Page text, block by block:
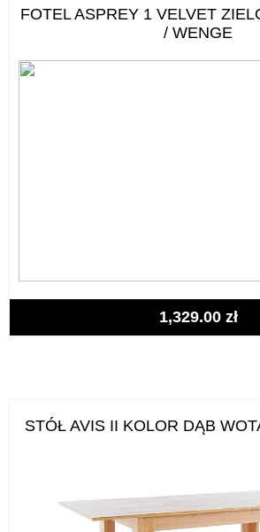
FOTEL ASPREY 1 VELVET
/ WENGE
1,329.00 zł
STÓŁ AVIS II KOLOR DĄB